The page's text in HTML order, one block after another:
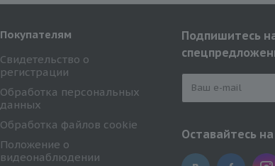
Покупателям
Свидетельство о
регистрации
Обработка персональных
данных
Обработка файлов cookie
Положение о
видеонаблюдении
Подпишитесь
Оставайтесь на